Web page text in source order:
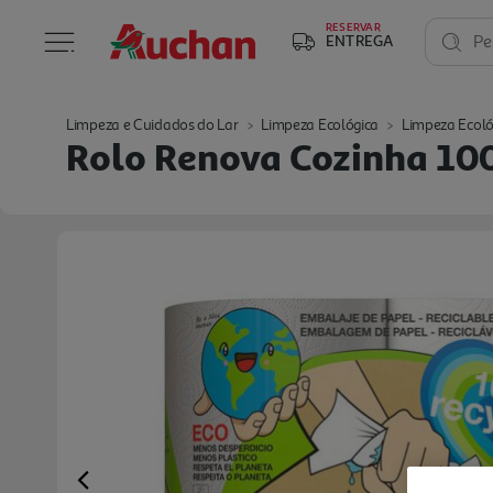
RESERVAR
ENTREGA
Limpeza e Cuidados do Lar Limpeza Ecológica Limpeza
Rolo Renova Cozinha